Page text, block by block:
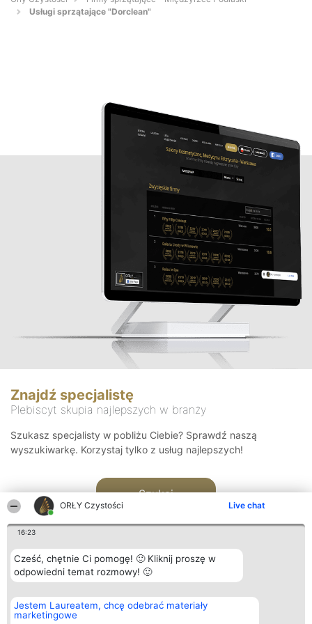
ORŁY Czystości Live chat
16:23
Cześć, chętnie Ci pomogę! 🙂 Kliknij proszę w
odpowiedni temat rozmowy! 🙂
Jestem Laureatem, chcę odebrać materiały
marketingowe
Usługi sprzątające "Dorclean"
Znajdź specjalistę
Plebiscyt skupia najlepszych w branży
Szukasz specjalisty w pobliżu Ciebie? Sprawdź naszą
wyszukiwarkę. Korzystaj tylko z usług najlepszych!
Szukaj
Organizator plebiscytu
Bright Side Solutions sp. z o.
o. sp. k.
Plebiscyt
Laureaci
Kontakt
Kontakt